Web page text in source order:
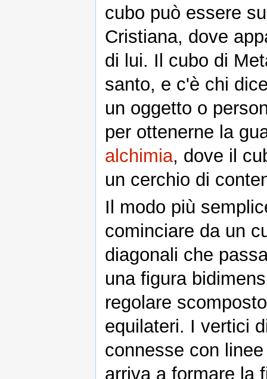
cubo può essere
Cristiana, dove
di lui. Il cubo di
santo, e c'è chi
un oggetto o
per ottenerne la
alchimia, dove il
un cerchio di
Il modo più
cominciare da un
diagonali che
una figura
regolare
equilateri. I vertici
connesse con
arriva a formare la